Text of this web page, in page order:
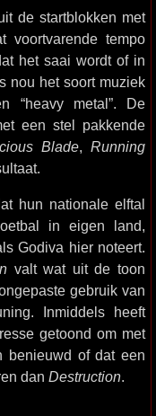
de startblokken met
voortvarende tempo
het saai wordt of in
nou het soort muziek
“heavy metal”. De
een stel pakkende
Blade, Running
hun nationale elftal
in eigen land,
Godiva hier noteert.
valt wat uit de toon
gebruik van
Inmiddels heeft
getoond om met
benieuwd of dat een
dan Destruction.